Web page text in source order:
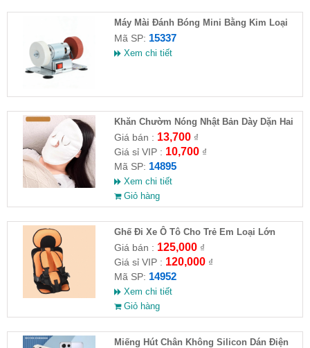
Máy Mài Đánh Bóng Mini Bằng Kim Loại
Mã SP: 15337
Xem chi tiết
Khăn Chườm Nóng Nhật Bản Dày Dặn Hai
Lớp
Giá bán : 13,700₫
Giá sỉ VIP : 10,700₫
Mã SP: 14895
Xem chi tiết
Giỏ hàng
Ghế Đi Xe Ô Tô Cho Trẻ Em Loại Lớn
56x24x36
Giá bán : 125,000₫
Giá sỉ VIP : 120,000₫
Mã SP: 14952
Xem chi tiết
Giỏ hàng
Miếng Hút Chân Không Silicon Dán Điện